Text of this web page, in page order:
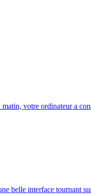
votre ordinateur a
belle interface tournant